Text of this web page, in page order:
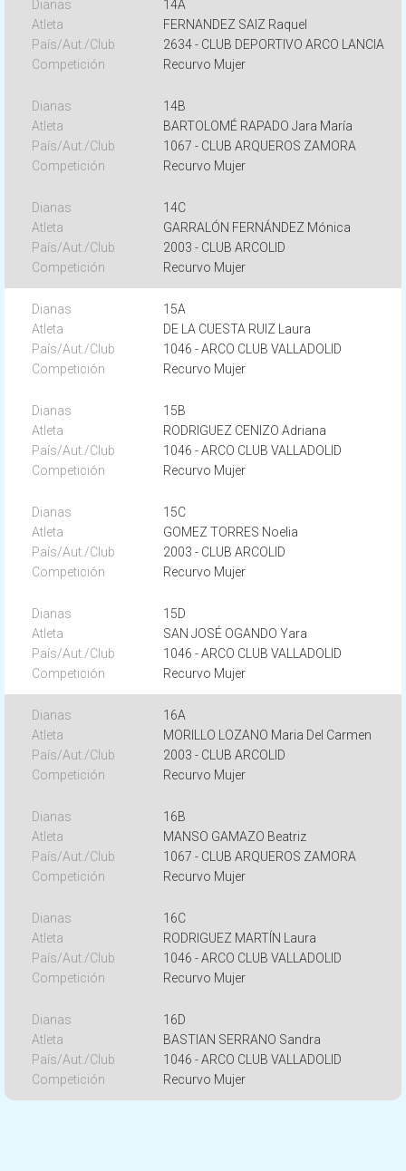
14A
FERNANDEZ SAIZ Raquel
2634 - CLUB DEPORTIVO ARCO LANCIA
Recurvo Mujer
14B
BARTOLOMÉ RAPADO Jara María
1067 - CLUB ARQUEROS ZAMORA
Recurvo Mujer
14C
GARRALÓN FERNÁNDEZ Mónica
2003 - CLUB ARCOLID
Recurvo Mujer
15A
DE LA CUESTA RUIZ Laura
1046 - ARCO CLUB VALLADOLID
Recurvo Mujer
15B
RODRIGUEZ CENIZO Adriana
1046 - ARCO CLUB VALLADOLID
Recurvo Mujer
15C
GOMEZ TORRES Noelia
2003 - CLUB ARCOLID
Recurvo Mujer
15D
SAN JOSÉ OGANDO Yara
1046 - ARCO CLUB VALLADOLID
Recurvo Mujer
16A
MORILLO LOZANO Maria Del Carmen
2003 - CLUB ARCOLID
Recurvo Mujer
16B
MANSO GAMAZO Beatriz
1067 - CLUB ARQUEROS ZAMORA
Recurvo Mujer
16C
RODRIGUEZ MARTÍN Laura
1046 - ARCO CLUB VALLADOLID
Recurvo Mujer
16D
BASTIAN SERRANO Sandra
1046 - ARCO CLUB VALLADOLID
Recurvo Mujer